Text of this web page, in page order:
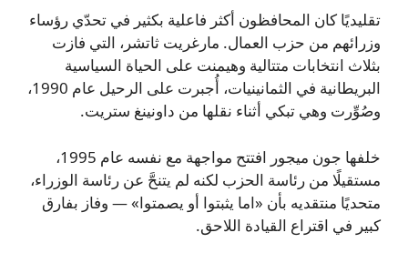
تقليديًا كان المحافظون أكثر فاعلية بكثير في تحدّي رؤساء
وزرائهم من حزب العمال. مارغريت ثاتشر، التي فازت
بثلاث انتخابات متتالية وهيمنت على الحياة السياسية
البريطانية في الثمانينيات، أُجبرت على الرحيل عام 1990،
وصُوِّرت وهي تبكي أثناء نقلها من داونينغ ستريت.
خلفها جون ميجور افتتح مواجهة مع نفسه عام 1995،
مستقيلًا من رئاسة الحزب لكنه لم يتنحَّ عن رئاسة الوزراء،
متحديًا منتقديه بأن «اما يثبتوا أو يصمتوا» — وفاز بفارق
كبير في اقتراع القيادة اللاحق.